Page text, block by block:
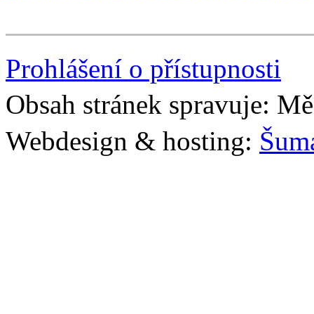
Prohlášení o přístupnosti
Obsah stránek spravuje:
Webdesign & hosting: